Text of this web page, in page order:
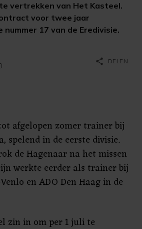
vertrekken van Het Kasteel.
voor twee jaar
17 van de Eredivisie.
share DELEN
afgelopen zomer trainer bij
spelend in de eerste divisie.
de Hagenaar na het missen
werkte eerder als trainer bij
en ADO Den Haag in de
zin in om per 1 juli te